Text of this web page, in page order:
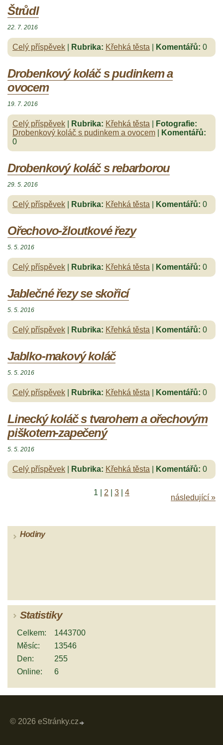
Štrůdl
22. 7. 2016
Celý příspěvek Rubrika: Křehká těsta Komentářů: 0
Drobenkový koláč s pudinkem a
ovocem
19. 7. 2016
Celý příspěvek Rubrika: Křehká těsta
Fotografie:
Drobenkový koláč s pudinkem a ovocem
Komentářů:
0
Drobenkový koláč s rebarborou
29. 5. 2016
Celý příspěvek Rubrika: Křehká těsta Komentářů: 0
Ořechovo-žloutkové řezy
5. 5. 2016
Celý příspěvek Rubrika: Křehká těsta Komentářů: 0
Jablečné řezy se skořicí
5. 5. 2016
Celý příspěvek Rubrika: Křehká těsta Komentářů: 0
Jablko-makový koláč
5. 5. 2016
Celý příspěvek Rubrika: Křehká těsta Komentářů: 0
Linecký koláč s tvarohem a ořechovým
piškotem-zapečený
5. 5. 2016
Celý příspěvek Rubrika: Křehká těsta Komentářů: 0
1 2 3 4
následující »
Hodiny
Statistiky
Online: 6
Celkem:
1443700
Měsíc:
13546
Den:
255
© 2026 eStránky.cz